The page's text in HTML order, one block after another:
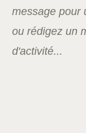
message pour
ou rédigez un
d'activité...